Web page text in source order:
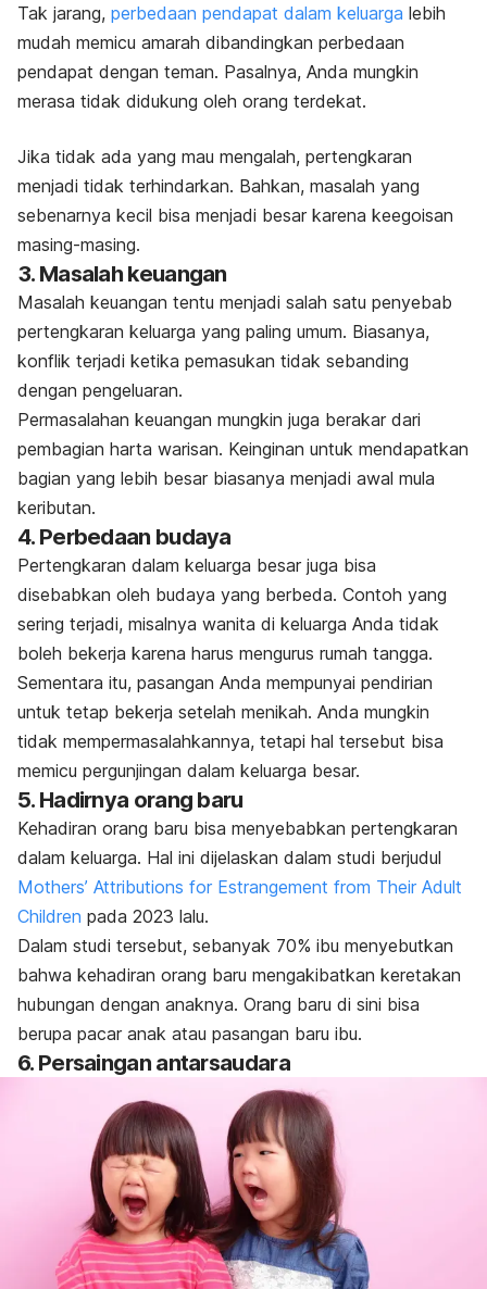
Tak jarang, perbedaan pendapat dalam keluarga lebih
mudah memicu amarah dibandingkan perbedaan
pendapat dengan teman. Pasalnya, Anda mungkin
merasa tidak didukung oleh orang terdekat.
Jika tidak ada yang mau mengalah, pertengkaran
menjadi tidak terhindarkan. Bahkan, masalah yang
sebenarnya kecil bisa menjadi besar karena keegoisan
masing-masing.
3. Masalah keuangan
Masalah keuangan tentu menjadi salah satu penyebab
pertengkaran keluarga yang paling umum. Biasanya,
konflik terjadi ketika pemasukan tidak sebanding
dengan pengeluaran.
Permasalahan keuangan mungkin juga berakar dari
pembagian harta warisan. Keinginan untuk mendapatkan
bagian yang lebih besar biasanya menjadi awal mula
keributan.
4. Perbedaan budaya
Pertengkaran dalam keluarga besar juga bisa
disebabkan oleh budaya yang berbeda. Contoh yang
sering terjadi, misalnya wanita di keluarga Anda tidak
boleh bekerja karena harus mengurus rumah tangga.
Sementara itu, pasangan Anda mempunyai pendirian
untuk tetap bekerja setelah menikah. Anda mungkin
tidak mempermasalahkannya, tetapi hal tersebut bisa
memicu pergunjingan dalam keluarga besar.
5. Hadirnya orang baru
Kehadiran orang baru bisa menyebabkan pertengkaran
dalam keluarga. Hal ini dijelaskan dalam studi berjudul
Mothers’ Attributions for Estrangement from Their Adult
Children pada 2023 lalu.
Dalam studi tersebut, sebanyak 70% ibu menyebutkan
bahwa kehadiran orang baru mengakibatkan keretakan
hubungan dengan anaknya. Orang baru di sini bisa
berupa pacar anak atau pasangan baru ibu.
6. Persaingan antarsaudara